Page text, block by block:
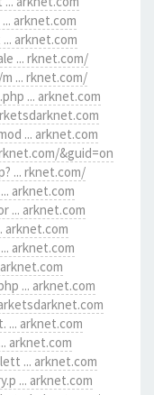
arknet.com
arknet.com
... rknet.com/
... rknet.com/
... arknet.com
... arknet.com
&guid=on
... rknet.com/
arknet.com
... arknet.com
arknet.com
... arknet.com
arknet.com
arknet.com
... arknet.com
... arknet.com